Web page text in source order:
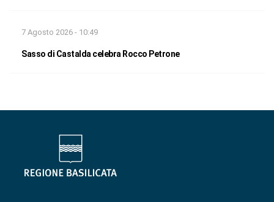
7 Agosto 2026 - 10:49
Sasso di Castalda celebra Rocco Petrone